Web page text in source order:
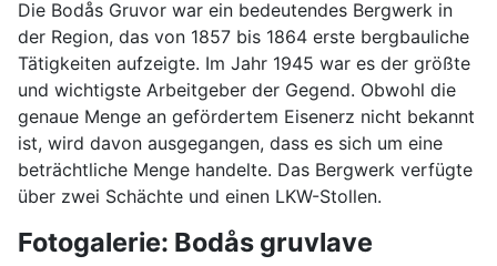
Die Bodås Gruvor war ein bedeutendes Bergwerk in
der Region, das von 1857 bis 1864 erste bergbauliche
Tätigkeiten aufzeigte. Im Jahr 1945 war es der größte
und wichtigste Arbeitgeber der Gegend. Obwohl die
genaue Menge an gefördertem Eisenerz nicht bekannt
ist, wird davon ausgegangen, dass es sich um eine
beträchtliche Menge handelte. Das Bergwerk verfügte
über zwei Schächte und einen LKW-Stollen.
Fotogalerie: Bodås gruvlave